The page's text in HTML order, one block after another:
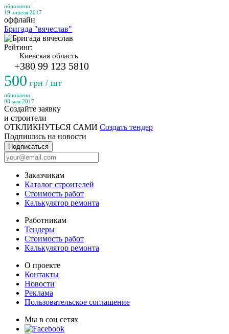
обновлено:
19 апреля 2017
оффлайн
Бригада "вячеслав"
Рейтинг:
Киевская область
+380 99 123 5810
500 грн / шт
обновлено:
08 мая 2017
Создайте заявку
и строители
ОТКЛИКНУТЬСЯ САМИ Создать тендер
Подпишись на новости
Подписаться
Заказчикам
Каталог строителей
Стоимость работ
Калькулятор ремонта
Работникам
Тендеры
Стоимость работ
Калькулятор ремонта
О проекте
Контакты
Новости
Реклама
Пользовательское соглашение
Мы в соц сетях